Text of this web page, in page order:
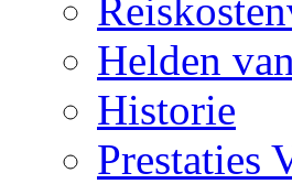
Helden
Historie
Prestaties